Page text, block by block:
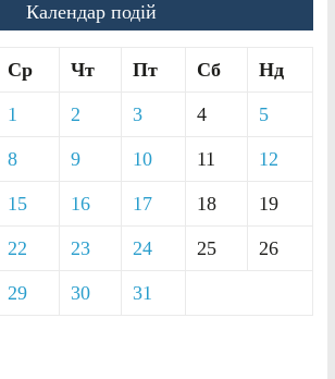
Календар подій
Ср Чт Пт Сб Нд
1 2 3 4 5
8 9 10 11 12
15 16 17 18 19
22 23 24 25 26
29 30 31